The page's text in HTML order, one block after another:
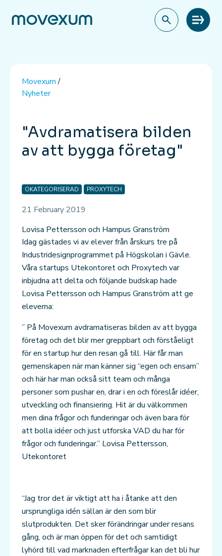
Meny
Movexum/
Nyheter
"Avdramatisera bilden
av att bygga företag"
OKATEGORISERAD PROXYTECH
21 February 2019
Lovisa Pettersson och Hampus Granström
Idag gästades vi av elever från årskurs tre på
Industridesignprogrammet på Högskolan i Gävle.
Våra startups Utekontoret och Proxytech var
inbjudna att delta och följande budskap hade
Lovisa Pettersson och Hampus Granström att ge
eleverna:
” På Movexum avdramatiseras bilden av att bygga
företag och det blir mer greppbart och förståeligt
för en startup hur den resan gå till. Här får man
gemenskapen när man känner sig “egen och ensam”
och här har man också sitt team och många
personer som pushar en, drar i en och föreslår idéer,
utveckling och finansiering. Hit är du välkommen
men dina frågor och funderingar och även bara för
att bolla idéer och just utforska VAD du har för
frågor och funderingar.” Lovisa Pettersson,
Utekontoret
“Jag tror det är viktigt att ha i åtanke att den
ursprungliga idén sällan är den som blir
slutprodukten. Det sker förändringar under resans
gång, och är man öppen för det och samtidigt
lyhörd till vad marknaden efterfrågar kan det bli hur